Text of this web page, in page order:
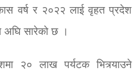
वर्ष र २०२२ लाई वृहत प्रदेश
अघि सारेको छ ।
२० लाख पर्यटक भित्र्याउने